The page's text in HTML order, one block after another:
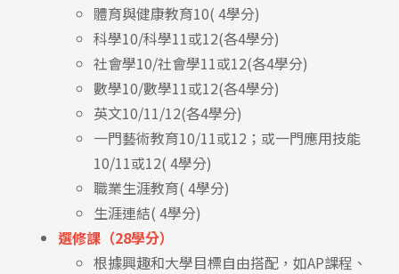
體育與健康教育10( 4學分)
科學10/科學11或12(各4學分)
社會學10/社會學11或12(各4學分)
數學10/數學11或12(各4學分)
英文10/11/12(各4學分)
一門藝術教育10/11或12；或一門應用技能
10/11或12( 4學分)
職業生涯教育( 4學分)
生涯連結( 4學分)
選修課（28學分）
根據興趣和大學目標自由搭配，如AP課程、